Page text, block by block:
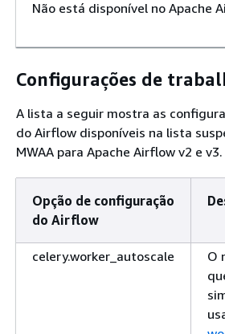
Não está disponível no Apache
Configurações de
A lista a seguir mostra as
do Airflow disponíveis na lista
MWAA para Apache Airflow v2 e v3.
Opção de configuração
do Airflow
celery.worker_autoscale
O